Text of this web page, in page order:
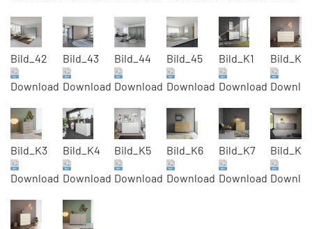
Bild_42
Download
Bild_43
Download
Bild_44
Download
Bild_45
Download
Bild_K1
Download
Bild_K2
Bild_K3
Download
Bild_K4
Download
Bild_K5
Download
Bild_K6
Download
Bild_K7
Download
Bild_K8